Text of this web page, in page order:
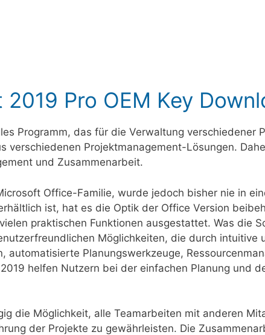
Pro OEM Key
Programm, das für die Verwaltung verschiedener
verschiedenen Projektmanagement-Lösungen.
und Zusammenarbeit.
Office-Familie, wurde jedoch bisher nie in
ist, hat es die Optik der Office Version
praktischen Funktionen ausgestattet. Was die
Möglichkeiten, die durch intuitive
automatisierte Planungswerkzeuge,
helfen Nutzern bei der einfachen Planung und
die Möglichkeit, alle Teamarbeiten mit anderen
der Projekte zu gewährleisten. Die